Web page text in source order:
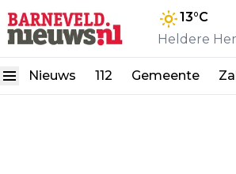
13°C
Heldere
Nieuws 112 Gemeente